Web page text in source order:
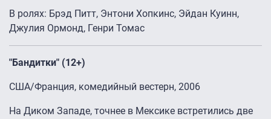
В ролях: Брэд Питт, Энтони Хопкинс, Эйдан Куинн,
Джулия Ормонд, Генри Томас
"Бандитки" (12+)
США/Франция, комедийный вестерн, 2006
На Диком Западе, точнее в Мексике встретились две